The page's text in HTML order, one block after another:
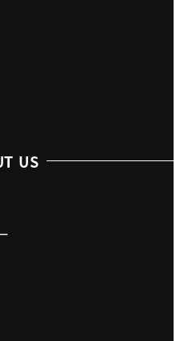
US